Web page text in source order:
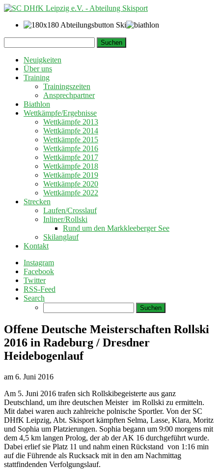
zum
Inhalt
nach:
Neuigkeiten
Über uns
Training
Trainingszeiten
Ansprechpartner
Biathlon
Wettkämpfe/Ergebnisse
Wettkämpfe 2013
Wettkämpfe 2014
Wettkämpfe 2015
Wettkämpfe 2016
Wettkämpfe 2017
Wettkämpfe 2018
Wettkämpfe 2019
Wettkämpfe 2020
Wettkämpfe 2022
Strecken
Laufen/Crosslauf
Inliner/Rollski
Rund um den Markkleeberger See
Skilanglauf
Kontakt
Instagram
Facebook
Twitter
RSS-Feed
Search
nach:
Offene Deutsche Meisterschaften Rollski
2016 in Radeburg / Dresdner
Heidebogenlauf
am 6. Juni 2016
Am 5. Juni 2016 trafen sich Rollskibegeisterte aus ganz
Deutschland, um ihre deutschen Meister im Rollski zu ermitteln.
Mit dabei waren auch zahlreiche polnische Sportler. Von der SC
DHfK Leipzig, Abt. Skisport kämpften Selma, Lasse, Klara, Moritz
und Sophia um Platzierungen. Sophia begann um 9:00 morgens mit
dem 4,5 km langen Prolog, der ab der AK 16 durchgeführt wurde.
Dabei erlief sie Platz 11 und nahm einen Rückstand von 1:16 min
auf die Führende als Rucksack mit in den am Nachmittag
stattfindenden Verfolgungslauf.